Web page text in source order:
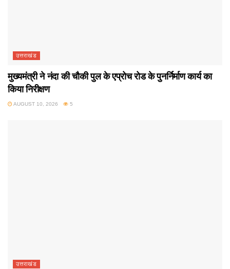
उत्तराखंड
मुख्यमंत्री ने नंदा की चौकी पुल के एप्रोच रोड के पुनर्निर्माण कार्य का
किया निरीक्षण
AUGUST 10, 2026 5
उत्तराखंड